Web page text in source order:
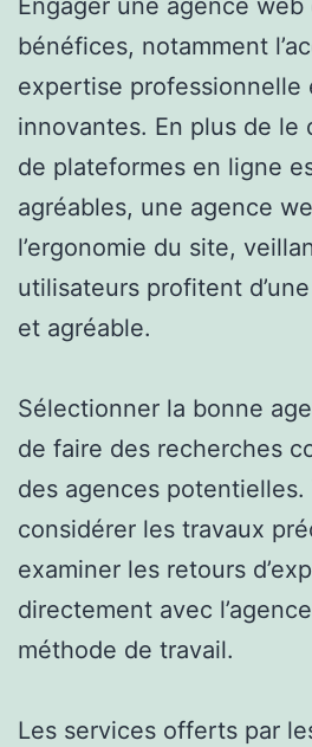
bénéfices, notamment
expertise professionnelle
innovantes. En plus de le
de plateformes en ligne
agréables, une agence
l’ergonomie du site,
utilisateurs profitent
et agréable.
Sélectionner la bonne
de faire des recherches
des agences potentielles.
considérer les travaux
examiner les retours
directement avec
méthode de travail.
Les services offerts par